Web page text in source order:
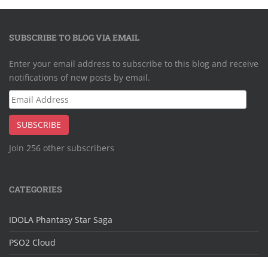
SUBSCRIBE TO BLOG VIA EMAIL
Enter your email address to subscribe to this blog and receive
notifications of new posts by email.
Email
Address
SUBSCRIBE
Join 256 other subscribers
CATEGORIES
IDOLA Phantasy Star Saga
PSO2 Cloud